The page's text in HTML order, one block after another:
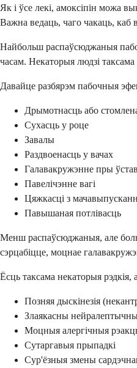
Як і ўсе лекі, амоксіпін можа
Важна ведаць, чаго чакаць, каб
Найбольш распаўсюджаныя
часам. Некаторыя людзі
Давайце разбярэм пабочныя
Дрымотнасць або
Сухасць у роце
Завалы
Раздвоенасць у вачах
Галавакружэнне пры
Павелічэнне вагі
Цяжкасці з
Павышаная потлівасць
Менш распаўсюджаныя, але
сэрцабіцце, моцнае
Ёсць таксама некаторыя
Позняя дыскінезія
Злаякасны нейралептычны
Моцныя алергічныя
Сутаргавыя прыпадкі
Сур'ёзныя змены